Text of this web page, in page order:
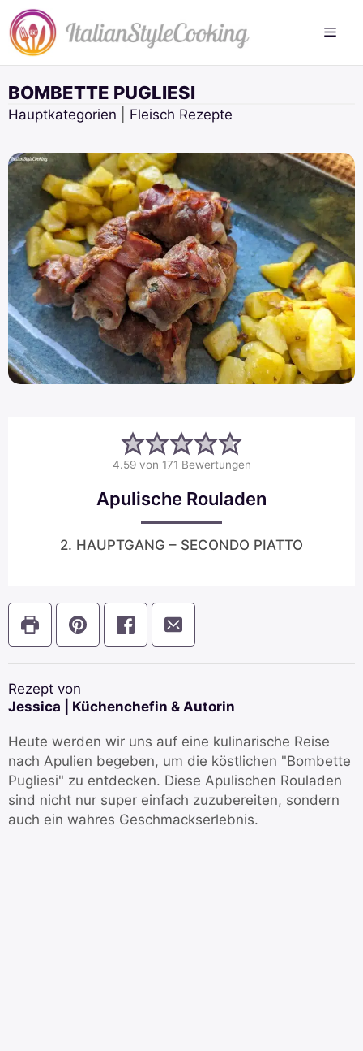
Zum
Inhalt
springen
BOMBETTE PUGLIESI
Hauptkategorien Fleisch Rezepte
4.59von 171 Bewertungen
Apulische Rouladen
2. HAUPTGANG – SECONDO PIATTO
Rezept von
Jessica | Küchenchefin & Autorin
Heute werden wir uns auf eine kulinarische Reise
nach Apulien begeben, um die köstlichen "Bombette
Pugliesi" zu entdecken. Diese Apulischen Rouladen
sind nicht nur super einfach zuzubereiten, sondern
auch ein wahres Geschmackserlebnis.